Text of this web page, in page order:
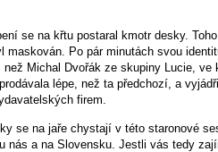
se na křtu postaral kmotr desky.
maskován. Po pár minutách svou
než Michal Dvořák ze skupiny Lucie,
lépe, než ta předchozí, a
firem.
se na jaře chystají v této staronové
nás a na Slovensku. Jestli vás tedy